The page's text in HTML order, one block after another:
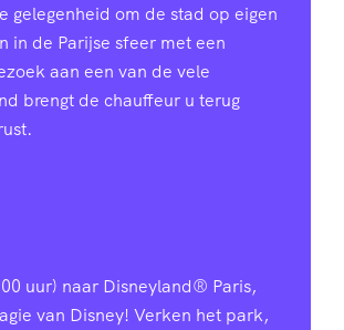
gelegenheid om de stad op eigen
in de Parijse sfeer met een
aan een van de vele
brengt de chauffeur u terug
uur) naar Disneyland® Paris,
van Disney! Verken het park,